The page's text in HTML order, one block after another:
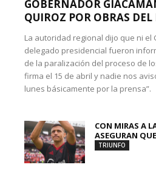
GOBERNADOR
QUIROZ POR OBRAS DEL
La autoridad regional dijo que ni el
delegado presidencial fueron
de la paralización del proceso de
firma el 15 de abril y nadie nos
lunes básicamente por la prensa”.
CON MIRAS A
ASEGURAN
TRIUNFO